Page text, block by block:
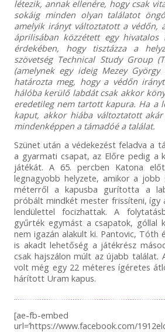
létezik, annak ellenére, hogy csak
sokáig minden olyan találatot
amelyik irányt változtatott a védőn,
áprilisában közzétett egy hivatalos
érdekében, hogy tisztázza a
szövetség Technical Study Group
(amelynek egy ideig Mezey
határozta meg, hogy a védőn
hálóba kerülő labdát csak akkor
eredetileg nem tartott kapura. Ha a
kaput, akkor hiába változtatott
mindenképpen a támadóé a találat.
Szünet után a védekezést feladva a
a gyarmati csapat, az Előre pedig a
játékát. A 65. percben Katona
legnagyobb helyzete, amikor a
méterről a kapusba gurította a
próbált mindkét mester frissíteni, így
lendülettel focizhattak. A
gyűrték egymást a csapatok, góllal
nem igazán alakult ki. Pantovic, Tóth
is akadt lehetőség a játékrész
csak hajszálon múlt az újabb találat.
voltmég egy 22 méteres ígéretes
hárított Uram kapus.
[ae-fb-embed
url=’https://www.facebook.com/